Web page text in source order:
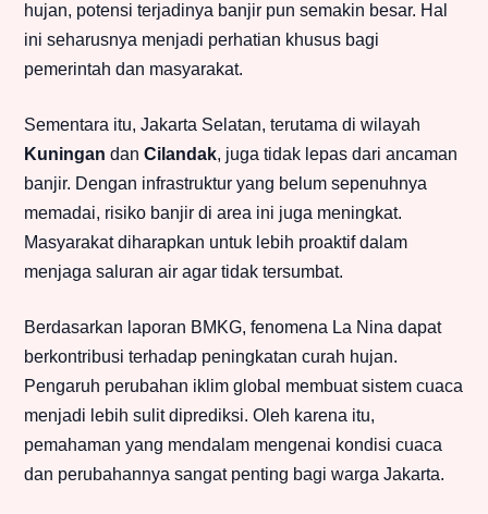
hujan, potensi terjadinya banjir pun semakin besar. Hal
ini seharusnya menjadi perhatian khusus bagi
pemerintah dan masyarakat.
Sementara itu, Jakarta Selatan, terutama di wilayah
Kuningan dan Cilandak, juga tidak lepas dari ancaman
banjir. Dengan infrastruktur yang belum sepenuhnya
memadai, risiko banjir di area ini juga meningkat.
Masyarakat diharapkan untuk lebih proaktif dalam
menjaga saluran air agar tidak tersumbat.
Berdasarkan laporan BMKG, fenomena La Nina dapat
berkontribusi terhadap peningkatan curah hujan.
Pengaruh perubahan iklim global membuat sistem cuaca
menjadi lebih sulit diprediksi. Oleh karena itu,
pemahaman yang mendalam mengenai kondisi cuaca
dan perubahannya sangat penting bagi warga Jakarta.